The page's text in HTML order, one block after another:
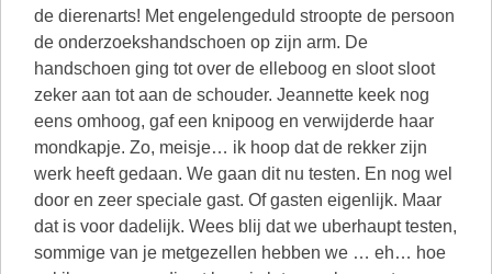
de dierenarts! Met engelengeduld stroopte de persoon
de onderzoekshandschoen op zijn arm. De
handschoen ging tot over de elleboog en sloot sloot
zeker aan tot aan de schouder. Jeannette keek nog
eens omhoog, gaf een knipoog en verwijderde haar
mondkapje. Zo, meisje… ik hoop dat de rekker zijn
werk heeft gedaan. We gaan dit nu testen. En nog wel
door en zeer speciale gast. Of gasten eigenlijk. Maar
dat is voor dadelijk. Wees blij dat we uberhaupt testen,
sommige van je metgezellen hebben we … eh… hoe